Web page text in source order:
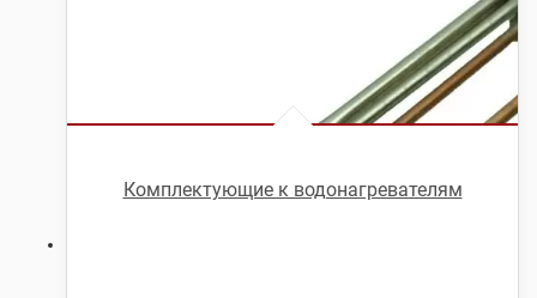
Комплектующие к водонагревателям